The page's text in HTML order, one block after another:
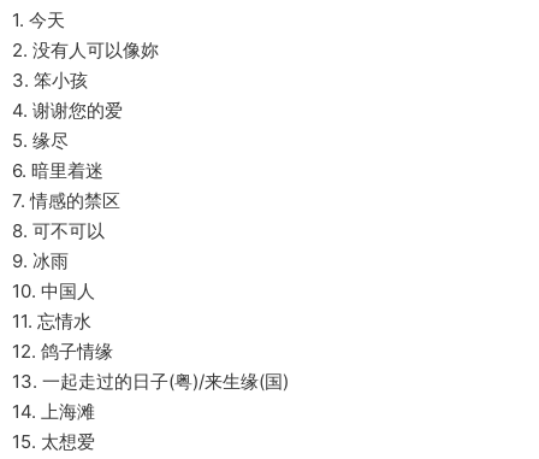
1. 今天
2. 没有人可以像妳
3. 笨小孩
4. 谢谢您的爱
5. 缘尽
6. 暗里着迷
7. 情感的禁区
8. 可不可以
9. 冰雨
10. 中国人
11. 忘情水
12. 鸽子情缘
13. 一起走过的日子(粤)/来生缘(国)
14. 上海滩
15. 太想爱